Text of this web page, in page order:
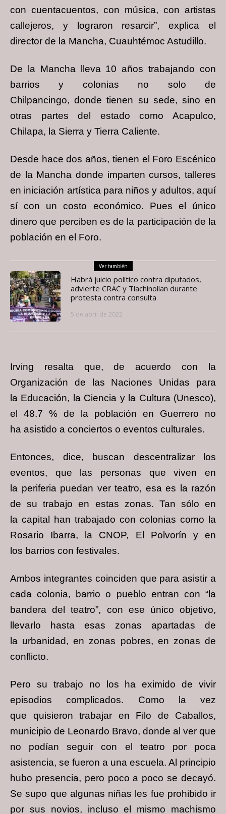
con cuentacuentos, con música, con artistas
callejeros, y lograron resarcir”, explica el
director de la Mancha, Cuauhtémoc Astudillo.
De la Mancha lleva 10 años trabajando con
barrios y colonias no solo de
Chilpancingo,donde tienen su sede, sino en
otras partes del estado como Acapulco,
Chilapa, la Sierra y Tierra Caliente.
Desde hace dos años, tienen el Foro Escénico
de la Mancha donde imparten cursos, talleres
en iniciación artística para niños y adultos, aquí
sí con un costo económico. Pues el único
dinero que perciben es de la participación de la
población en el Foro.
Ver también
Habrá juicio político contra diputados,
advierte CRAC y Tlachinollan durante
protesta contra consulta
5 de abril de 2022
Irving resalta que, de acuerdo con la
Organización de las Naciones Unidas para
la Educación, la Ciencia y la Cultura (Unesco),
el 48.7 % de la población en Guerrero no
ha asistido a conciertos o eventos culturales.
Entonces, dice, buscan descentralizar los
eventos, que las personas que viven en
la periferia puedan ver teatro, esa es la razón
de su trabajo en estas zonas. Tan sólo en
la capital han trabajado con colonias como la
Rosario Ibarra, la CNOP, El Polvorín y en
los barrios con festivales.
Ambos integrantes coinciden que para asistir a
cada colonia, barrio o pueblo entran con “la
bandera del teatro”, con ese único objetivo,
llevarlo hasta esas zonas apartadas de
la urbanidad, en zonas pobres, en zonas de
conflicto.
Pero su trabajo no los ha eximido de vivir
episodios complicados. Como la vez
que quisieron trabajar en Filo de Caballos,
municipio de Leonardo Bravo, donde al ver que
no podían seguir con el teatro por poca
asistencia, se fueron a una escuela. Al principio
hubo presencia, pero poco a poco se decayó.
Se supo que algunas niñas les fue prohibido ir
por sus novios, incluso el mismo machismo